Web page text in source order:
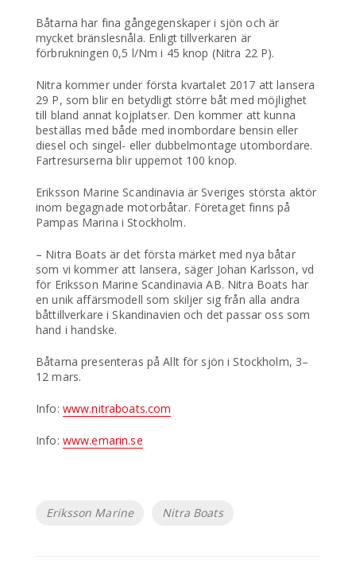
Båtarna har fina gångegenskaper i sjön och är
mycket bränslesnåla. Enligt tillverkaren är
förbrukningen 0,5 l/Nm i 45 knop (Nitra 22 P).
Nitra kommer under första kvartalet 2017 att lansera
29 P, som blir en betydligt större båt med möjlighet
till bland annat kojplatser. Den kommer att kunna
beställas med både med inombordare bensin eller
diesel och singel- eller dubbelmontage utombordare.
Fartresurserna blir uppemot 100 knop.
Eriksson Marine Scandinavia är Sveriges största aktör
inom begagnade motorbåtar. Företaget finns på
Pampas Marina i Stockholm.
– Nitra Boats är det första märket med nya båtar
som vi kommer att lansera, säger Johan Karlsson, vd
för Eriksson Marine Scandinavia AB. Nitra Boats har
en unik affärsmodell som skiljer sig från alla andra
båttillverkare i Skandinavien och det passar oss som
hand i handske.
Båtarna presenteras på Allt för sjön i Stockholm, 3–
12 mars.
Info: www.nitraboats.com
Info: www.emarin.se
Etiketter
Eriksson Marine Nitra Boats